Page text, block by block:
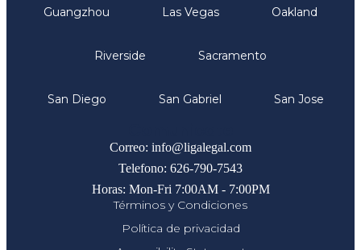
Guangzhou Las Vegas Oakland
Riverside Sacramento
San Diego San Gabriel San Jose
Correo: info@ligalegal.com
Telefono: 626-790-7543
Horas: Mon-Fri 7:00AM - 7:00PM
Términos y Condiciones
Política de privacidad